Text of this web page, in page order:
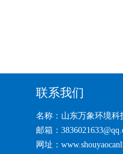
联系我们
名称：山东万象环境科
邮箱：
网址：